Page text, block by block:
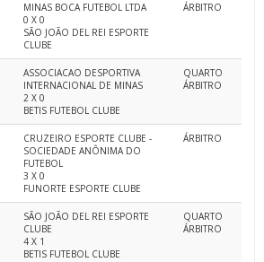
MINAS BOCA FUTEBOL LTDA
0 X 0
SÃO JOÃO DEL REI ESPORTE
CLUBE
ÁRBITRO
ASSOCIACAO DESPORTIVA
INTERNACIONAL DE MINAS
2 X 0
BETIS FUTEBOL CLUBE
QUARTO
ÁRBITRO
CRUZEIRO ESPORTE CLUBE -
SOCIEDADE ANÔNIMA DO
FUTEBOL
3 X 0
FUNORTE ESPORTE CLUBE
ÁRBITRO
SÃO JOÃO DEL REI ESPORTE
CLUBE
4 X 1
BETIS FUTEBOL CLUBE
QUARTO
ÁRBITRO